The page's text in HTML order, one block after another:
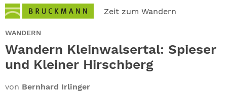
Zeit zum Wandern
WANDERN
Wandern Kleinwalsertal: Spieser
und Kleiner Hirschberg
von Bernhard Irlinger
ABO
GEWINNEN
NEWSLETTER